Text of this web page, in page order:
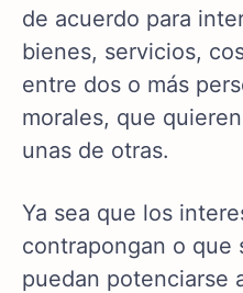
de acuerdo para
bienes, servicios,
entre dos o más
morales, que
unas de otras.
Ya sea que los
contrapongan o que
puedan potenciarse